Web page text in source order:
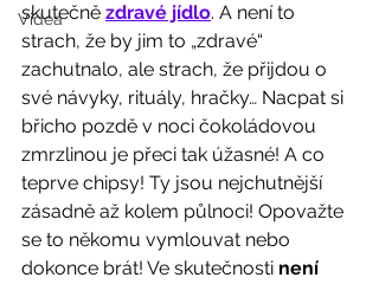
Videa
skutečně zdravé jídlo. A není to
strach, že by jim to „zdravé“
zachutnalo, ale strach, že přijdou o
své návyky, rituály, hračky… Nacpat si
břicho pozdě v noci čokoládovou
zmrzlinou je přeci tak úžasné! A co
teprve chipsy! Ty jsou nejchutnější
zásadně až kolem půlnoci! Opovažte
se to někomu vymlouvat nebo
dokonce brát! Ve skutečnosti není